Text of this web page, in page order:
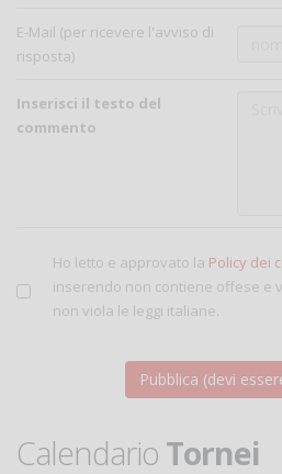
E-Mail (per ricevere l'avviso di
risposta)
Inserisci il testo del
commento
Ho letto e approvato la Policy dei
inserendo non contiene offese e
non viola le leggi italiane.
Calendario Tornei